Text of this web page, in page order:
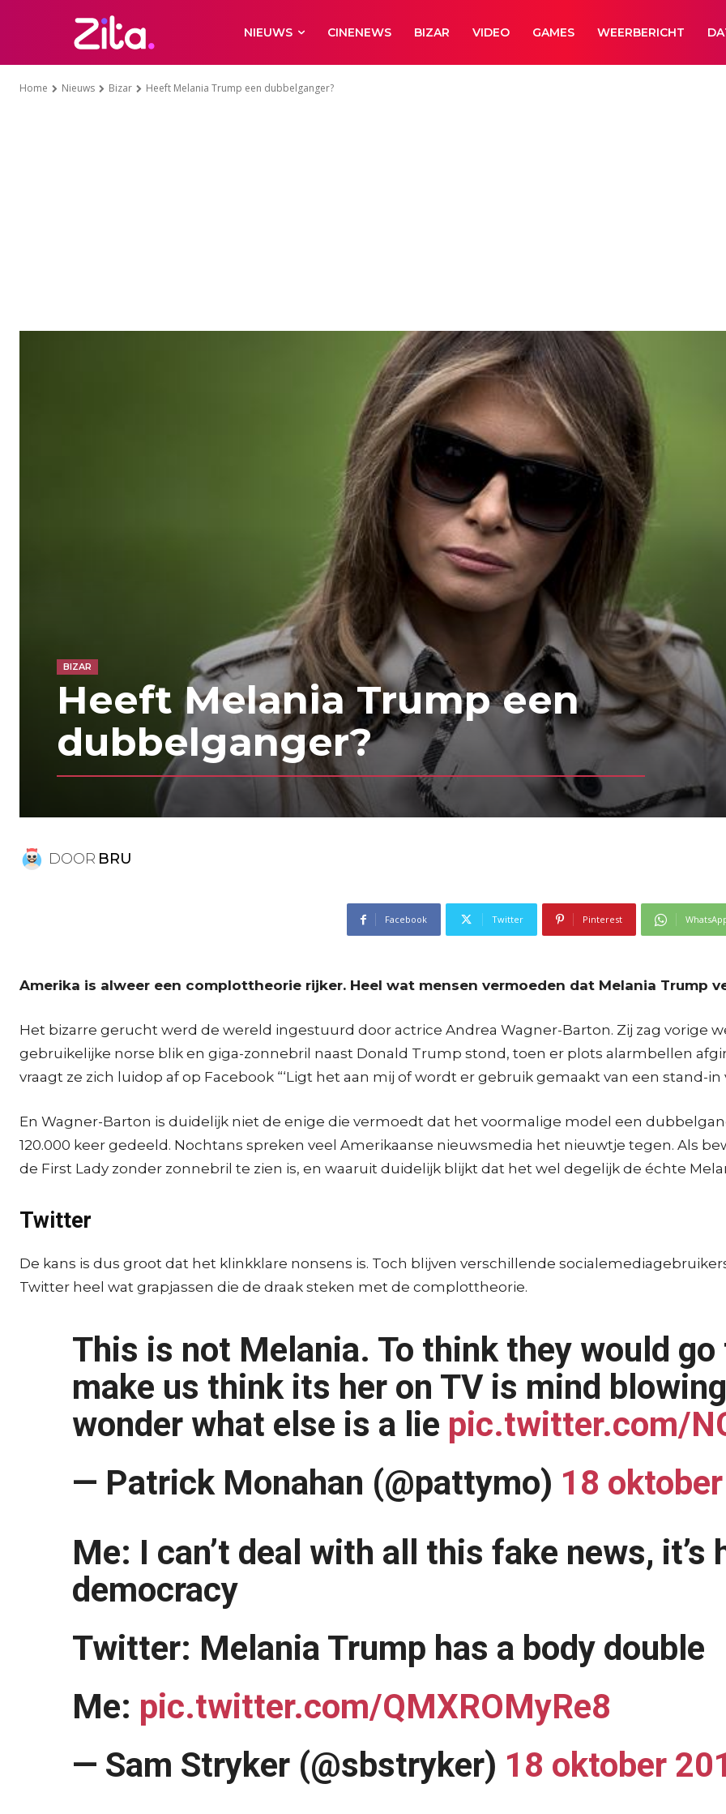
NIEUWS CINENEWS BIZAR VIDEO GAMES WEERBERICHT
Home Nieuws Bizar Heeft Melania Trump een dubbelganger?
BIZAR
Heeft Melania Trump een
dubbelganger?
DOOR BRU
Facebook Twitter Pinterest
Amerika is alweer een complottheorie rijker. Heel wat mensen vermoeden dat Melania Trump
Het bizarre gerucht werd de wereld ingestuurd door actrice Andrea Wagner-Barton. Zij zag vorige
gebruikelijke norse blik en giga-zonnebril naast Donald Trump stond, toen er plots alarmbellen
vraagt ze zich luidop af op Facebook “‘Ligt het aan mij of wordt er gebruik gemaakt van een stand-in
En Wagner-Barton is duidelijk niet de enige die vermoedt dat het voormalige model een
120.000 keer gedeeld. Nochtans spreken veel Amerikaanse nieuwsmedia het nieuwtje tegen. Als
de First Lady zonder zonnebril te zien is, en waaruit duidelijk blijkt dat het wel degelijk de échte
Twitter
De kans is dus groot dat het klinkklare nonsens is. Toch blijven verschillende
Twitter heel wat grapjassen die de draak steken met de complottheorie.
This is not Melania. To think they would
make us think its her on TV is mind
wonder what else is a lie pic.twitter.com/
— Patrick Monahan (@pattymo) 18
Me: I can’t deal with all this fake news, it’s
democracy
Twitter: Melania Trump has a body double
Me: pic.twitter.com/QMXROMyRe8
— Sam Stryker (@sbstryker) 18 oktober